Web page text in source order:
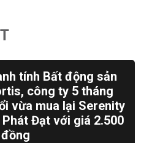
tính Bất động sản
công ty 5 tháng
vừa mua lại Serenity
Đạt với giá 2.500